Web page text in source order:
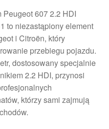
Peugeot 607 2.2 HDI
to niezastąpiony element
i Citroën, który
przebiegu pojazdu.
dostosowany specjalnie
2.2 HDI, przynosi
którzy sami zajmują